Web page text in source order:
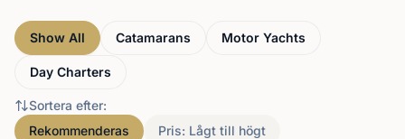
Show All Catamarans Motor Yachts
Day Charters
Sortera efter:
Rekommenderas
Pris: Lågt till högt